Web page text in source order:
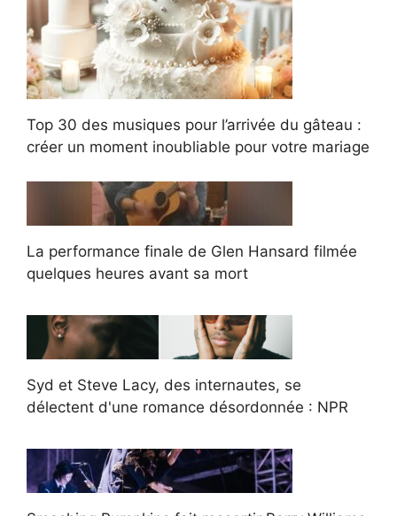
Top 30 des musiques pour l’arrivée du gâteau :
créer un moment inoubliable pour votre mariage
La performance finale de Glen Hansard filmée
quelques heures avant sa mort
Syd et Steve Lacy, des internautes, se
délectent d'une romance désordonnée : NPR